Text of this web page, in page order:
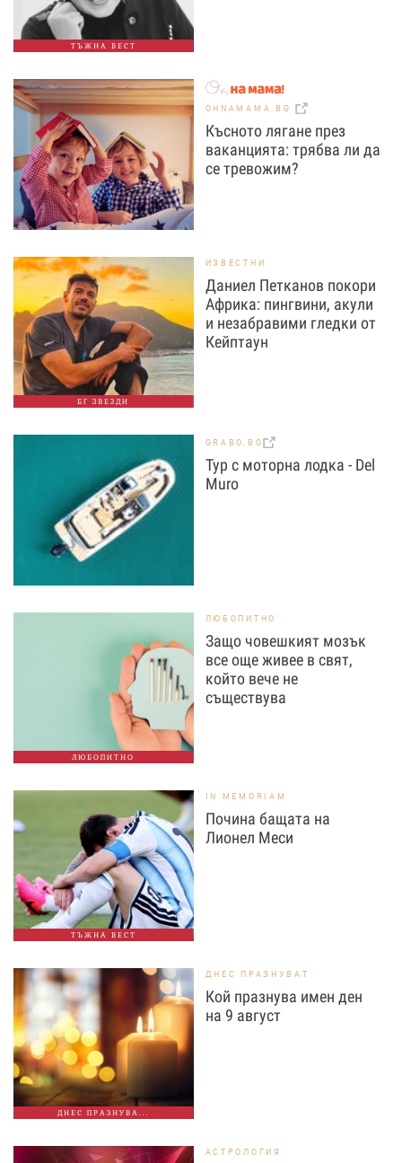
ТЪЖНА ВЕСТ
OHNAMAMA.BG
Късното лягане през
ваканцията: трябва ли да
се тревожим?
БГ ЗВЕЗДИ
ИЗВЕСТНИ
Даниел Петканов покори
Африка: пингвини, акули
и незабравими гледки от
Кейптаун
GRABO.BG
Тур с моторна лодка - Del
Muro
ЛЮБОПИТНО
ЛЮБОПИТНО
Защо човешкият мозък
все още живее в свят,
който вече не
съществува
ТЪЖНА ВЕСТ
IN MEMORIAM
Почина бащата на
Лионел Меси
ДНЕС ПРАЗНУВА...
ДНЕС ПРАЗНУВАТ
Кой празнува имен ден
на 9 август
АСТРОЛОГИЯ